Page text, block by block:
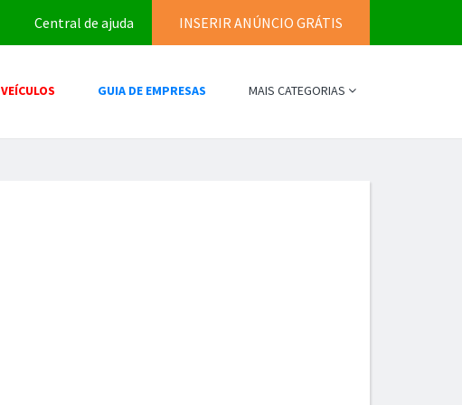
Central de ajuda INSERIR ANÚNCIO GRÁTIS
VEÍCULOS GUIA DE EMPRESAS MAIS CATEGORIAS